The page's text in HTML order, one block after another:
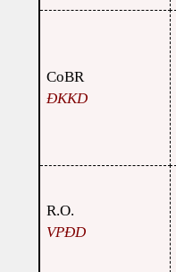
CoBR
ĐKKD
R.O.
VPĐD